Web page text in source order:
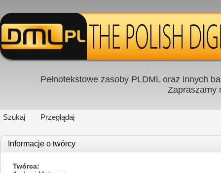
Pełnotekstowe zasoby PLDML oraz innych
Zapraszamy
Szukaj Przeglądaj
Informacje o twórcy
Twórca